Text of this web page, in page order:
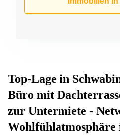
Top-Lage in
Büro mit
zur Untermiete -
Wohlfühlatmosphäre